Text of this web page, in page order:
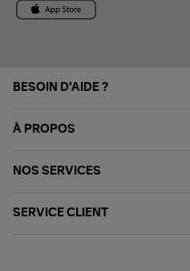
BESOIN D'AIDE ?
À PROPOS
NOS SERVICES
SERVICE CLIENT